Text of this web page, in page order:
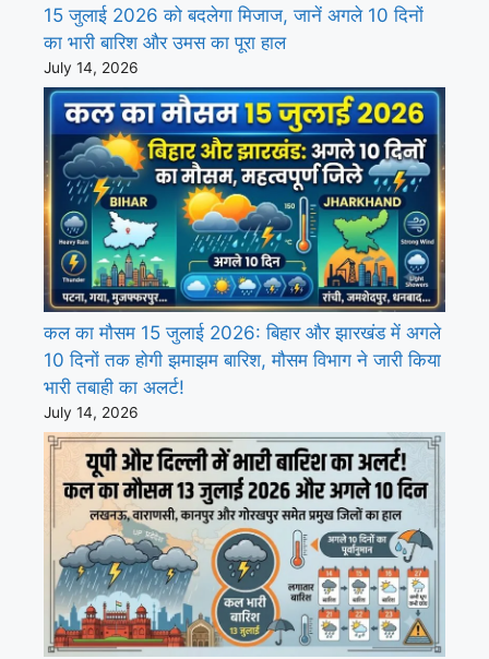
15 जुलाई 2026 को बदलेगा मिजाज, जानें अगले 10 दिनों
का भारी बारिश और उमस का पूरा हाल
July 14, 2026
कल का मौसम 15 जुलाई 2026: बिहार और झारखंड में अगले
10 दिनों तक होगी झमाझम बारिश, मौसम विभाग ने जारी किया
भारी तबाही का अलर्ट!
July 14, 2026